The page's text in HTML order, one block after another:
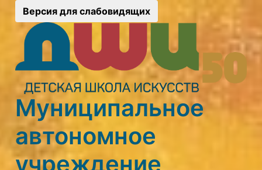
Версия для слабовидящих
Муниципальное
автономное
учреждение